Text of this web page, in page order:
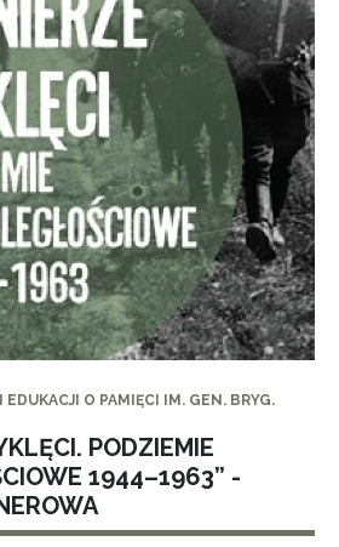
O PAMIĘCI IM. GEN. BRYG.
PODZIEMIE
1944–1963” -